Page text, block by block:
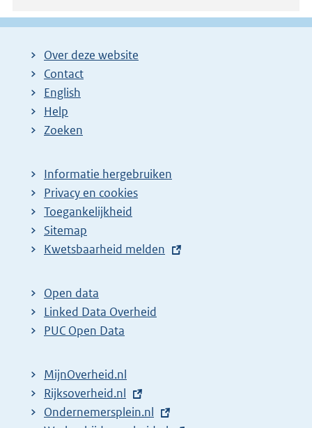
Over deze website
Contact
English
Help
Zoeken
Informatie hergebruiken
Privacy en cookies
Toegankelijkheid
Sitemap
E
t
e
r
l
i
n
Kwetsbaarheid melden
Open data
Linked Data Overheid
PUC Open Data
MijnOverheid.nl
E
x
Rijksoverheid.nl
E
Ondernemersplein.nl